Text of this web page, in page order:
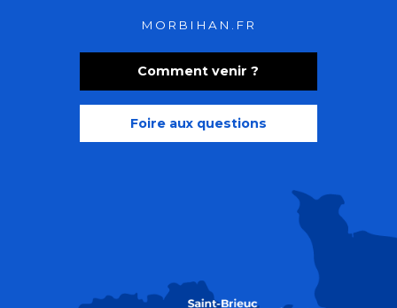
Comment venir ?
Foire aux questions
MORBIHAN.FR